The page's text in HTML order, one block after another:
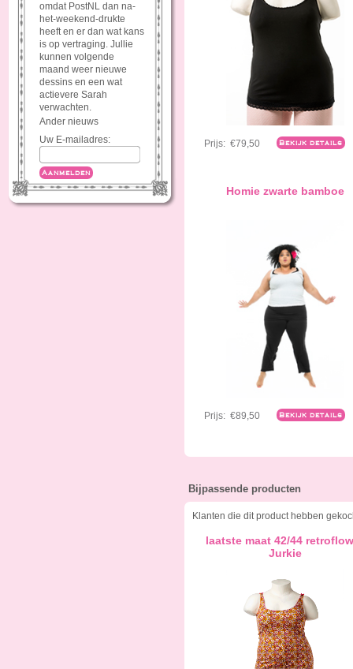
omdat PostNL dan na-
het-weekend-drukte
heeft en er dan wat kans
is op vertraging. Jullie
kunnen volgende
maand weer nieuwe
dessins en een wat
actievere Sarah
verwachten.
Ander nieuws
Uw E-mailadres:
Aanmelden
Prijs: €79,50 Bekijk details
Homie zwarte bamboe
Prijs: €89,50 Bekijk details
Bijpassende producten
Klanten die dit product hebben
laatste maat 42/44
Jurkie